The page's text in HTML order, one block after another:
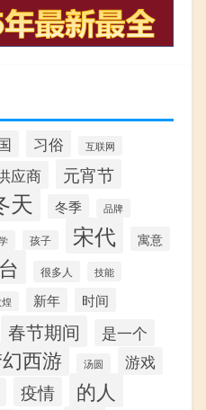
习俗 互联网
应商 元宵节
天 冬季 品牌
孩子 宋代 寓意
很多人 技能
新年 时间
春节期间 是一个
西游 汤圆 游戏
疫情 的人